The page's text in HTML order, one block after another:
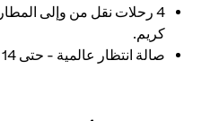
4 رحلات نقل من وإلى
كريم.
صالة انتظار عالمية - حتى 14 زيارة سنويًا.